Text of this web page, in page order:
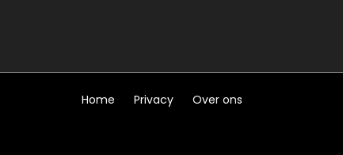
Home Privacy Over ons